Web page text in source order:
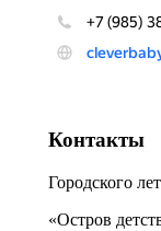
Контакты
Городского
«Остров